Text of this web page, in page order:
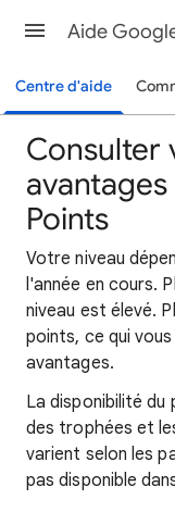
Aide
Centre d'aide
Consulter
Points
Votre niveau
l'année en cours.
niveau est élevé.
points, ce qui
avantages.
La disponibilité du
des trophées et
varient selon les
pas disponible